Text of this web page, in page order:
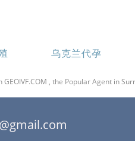
乌克兰代孕
GEOIVF.COM , the Popular Agent in